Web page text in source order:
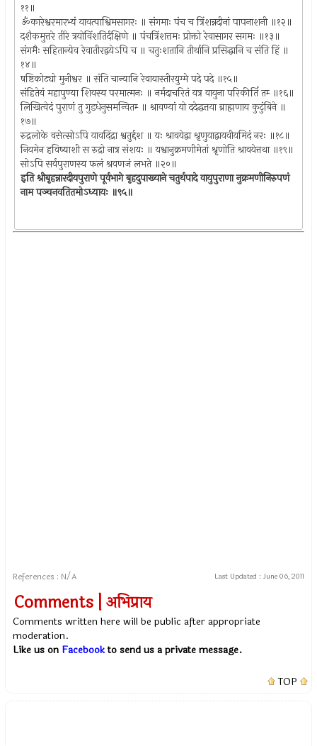
११॥
ॐकारेश्वरमारभ्यं यावत्पाश्विमसागरः ॥ संगमाः पंच च त्रिंशन्नदीनां पापनाशनी ॥१२॥
दशैकमुत्तरे तीरे त्रयोविंशतिर्दक्षिणे ॥ पंचत्रिंशत्तमः प्रोक्तो रेवासागर सगमः ॥१३॥
संगमैः सहितान्येव रेवातीरद्वयेऽपि च ॥ चतुःशतानि तीर्थानि प्रसिद्धानि च संति हिं ॥
१४॥
षष्टिकोट्यो मुनीश्वर ॥ संति चान्यानि रेवायास्तीरयुग्मे पदे पदे ॥१५॥
संहितेयं महापुण्या शिवस्य परमात्मनः ॥ नर्मदाचरितं यत्र वायुना परिकीर्ति तम्‍ ॥१६॥
लिखित्वेदं पुराणं तु गुडधेनुसमन्वितम्‍ ॥ श्रावण्यां यो ददेद्धत्तया ब्राह्मणाय कुटुंबिने ॥
१७॥
रुद्रलोके वसेत्सोऽपि यावदिंद्रा श्वतुर्द्दश ॥ यः श्रावयेद्वा श्रृणुयाद्वायवीयमिदं नरः ॥१८॥
नियमेन हविष्याशी स रुद्रो नात्र संशयः ॥ यश्वानुक्रमणीमेतां श्रृणोति श्रावयेत्तथा ॥१९॥
सोऽपि सर्वपुराणस्य फलं श्रवणजं लभते ॥२०॥
इति श्रीबृहन्नारदीयपुराणे पूर्वभागे बृहदुपाख्याने चतुर्थपादे वायुपुराणा नुक्रमणीनिरुपणं
नाम पञ्चनवतितमोऽध्यायः ॥९५॥
References : N/A Last Updated : June 06, 2011
Comments | अभिप्राय
Comments written here will be public after appropriate
moderation.
Like us on Facebookto send us a private message.
TOP